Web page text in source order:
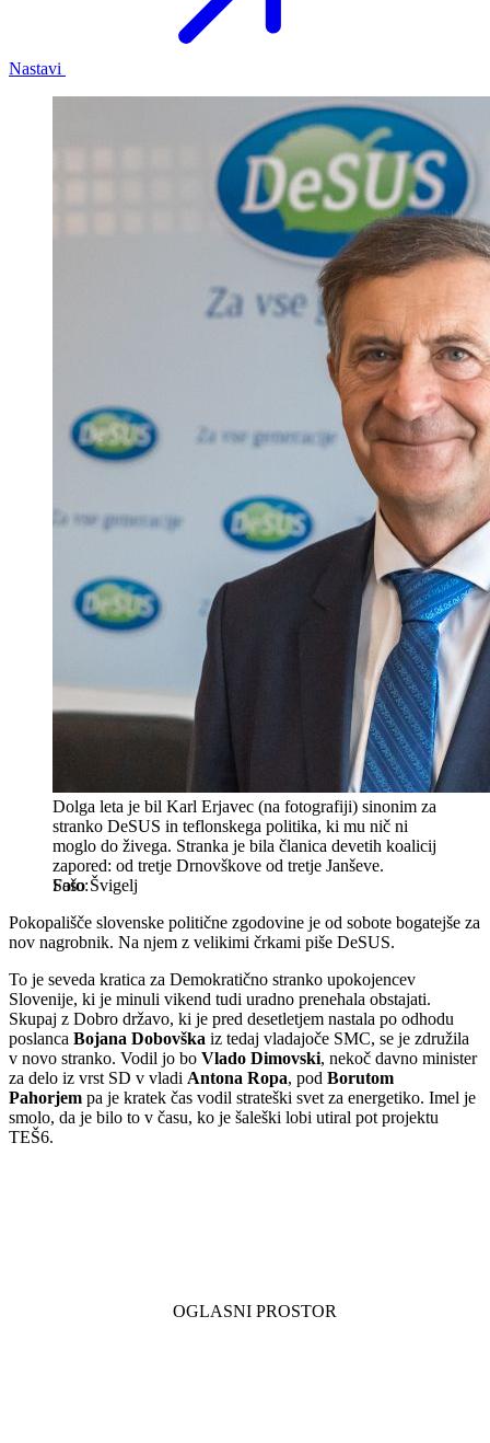
Nastavi
Dolga leta je bil Karl Erjavec (na fotografiji) sinonim za
stranko DeSUS in teflonskega politika, ki mu nič ni
moglo do živega. Stranka je bila članica devetih koalicij
zapored: od tretje Drnovškove od tretje Janševe.
Sašo Švigelj
Pokopališče slovenske politične zgodovine je od sobote bogatejše za
nov nagrobnik. Na njem z velikimi črkami piše DeSUS.
To je seveda kratica za Demokratično stranko upokojencev
Slovenije, ki je minuli vikend tudi uradno prenehala obstajati.
Skupaj z Dobro državo, ki je pred desetletjem nastala po odhodu
poslanca Bojana Dobovška iz tedaj vladajoče SMC, se je združila
v novo stranko. Vodil jo bo Vlado Dimovski, nekoč davno minister
za delo iz vrst SD v vladi Antona Ropa, pod Borutom
Pahorjem pa je kratek čas vodil strateški svet za energetiko. Imel je
smolo, da je bilo to v času, ko je šaleški lobi utiral pot projektu
TEŠ6.